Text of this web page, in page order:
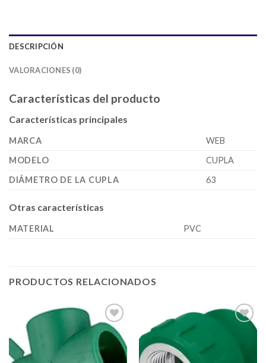
DESCRIPCIÓN
VALORACIONES (0)
Características del producto
Características principales
MARCA
WEB
MODELO
CUPLA
DIÁMETRO DE LA CUPLA
63
Otras características
MATERIAL PVC
PRODUCTOS RELACIONADOS
Añadir